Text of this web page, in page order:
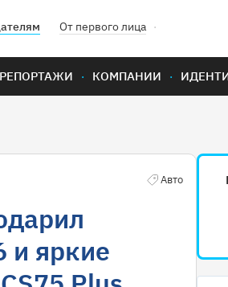
От первого лица
КОМПАНИИ
Авто
и яркие